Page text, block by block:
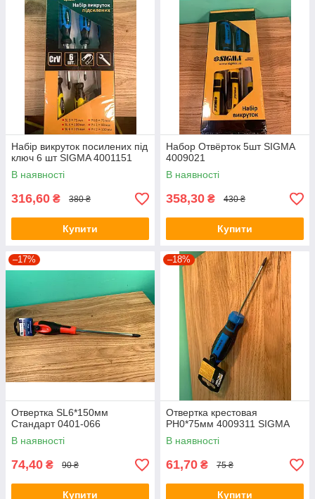
Набір викруток посилених під
ключ 6 шт SIGMA 4001151
В наявності
316,60 ₴ 380 ₴
Купити
Набор Отвёрток 5шт SIGMA
4009021
В наявності
358,30 ₴ 430 ₴
Купити
–17%
Отвертка SL6*150мм
Стандарт 0401-066
В наявності
74,40 ₴ 90 ₴
Купити
–18%
Отвертка крестовая
PH0*75мм 4009311 SIGMA
В наявності
61,70 ₴ 75 ₴
Купити